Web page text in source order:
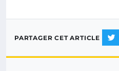
PARTAGER CET ARTICLE